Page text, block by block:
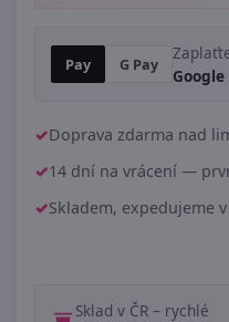
Pay G Pay
Google
Doprava zdarma nad
14 dní na vrácení —
Skladem, expedujeme
Sklad v ČR – rychlé